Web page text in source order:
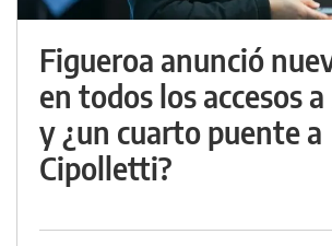
Figueroa anunció
en todos los accesos
y ¿un cuarto puente a
Cipolletti?